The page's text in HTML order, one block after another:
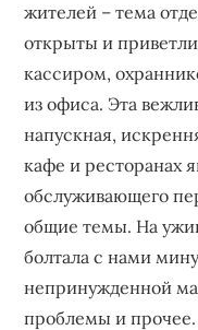
жителей – тема
открыты и
кассиром,
из офиса. Эта
напускная,
кафе и ресторанах
обслуживающего
общие темы. На
болтала с нами
непринужденной
проблемы и